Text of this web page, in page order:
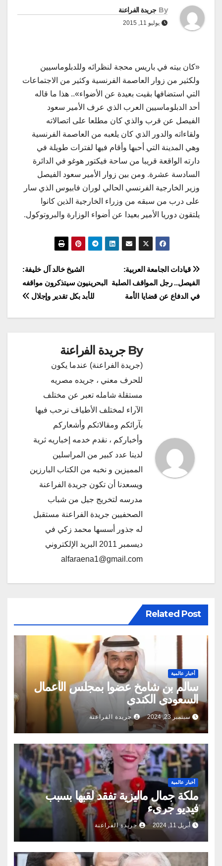
By جريدة الفراعنة
يوليو 11, 2015
«كان بيته في باريس محجة لنظرائه وللدبلوماسيين
ولكثير من زوار العاصمة الفرنسية وكثير من الاجتماعات
التي استضافها بقيت بعيدة عن الأضواء».. هذا ما قاله
أحد الدبلوماسيين العرب الذي عرف الأمير سعود
الفيصل عن قرب والذي كان مطلعا على اتصالاته
ولقاءاته والدور الذي كان يلعبه من العاصمة الفرنسية
وهي المدينة التي أحبها وأقام فيها لفترات طويلة في
دارته الواقعة قريبا من ساحة فيكتور هوغو في الدائرة
السادسة عشرة. ومن بين زوار الأمير سعود الفيصل
وزير الخارجية الفرنسي الحالي لوران فابيوس الذي سار
على درب من سبقه من وزراء الخارجية الذين كانوا
يلتقون دوريا الأمير بعيدا عن أضواء الوزارة والبروتوكول.
تصفّح
المقالات
الشيخ خالد آل خليفة:
البحرينيون سيتذكرون مواقفه
للأبد بكل تقدير وإجلال
قيادات الجامعة العربية:
الفيصل.. رجل المواقف الصلبة
في الدفاع عن قضايا الأمة
By جريدة الفراعنة
(جريدة الفراعنة) عندما يكون
للحرف معني ، جريده مصريه
مستقلة شامله تعبر عن مختلف
الآراء لمختلف الأطياف نرحب فيها
بآرائكم ومقالاتكم وأشعاركم
وأخباركم ، نقدم خدمه إخباريه ثرية
لدينا عدد كبير من المراسلين
المميزين و نخبه من الكتاب البارزين
ويسعدنا أن تكون جريدة الفراعنة
مدرسه لتخريج جيل من شباب
الصحفيين جريدة الفراعنة مستقبل
له جذور أسسها محمد زكي في
ديسمبر 2011 البريد الإلكتروني
alfaraena1@gmail.com
Related Post
أخبار عالمية
سالم بن شامخ عضوا بمجلس الأعمال
السعودي الكندي
سبتمبر 23, 2024 جريدة الفراعنة
أخبار عالمية
ملكة جمال ماليزية تفقد لقبها بسبب
فيديو جريء
أبريل 11, 2024 جريدة الفراعنة